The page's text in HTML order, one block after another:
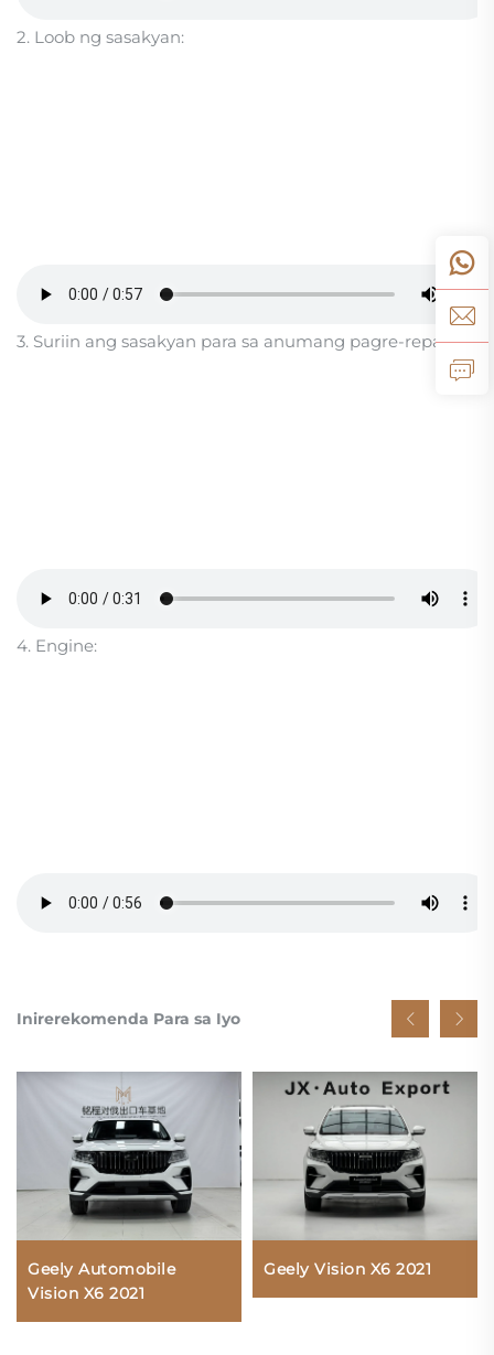
2. Loob ng sasakyan:
3. Suriin ang sasakyan para sa anumang pagre-repaint:
4. Engine:
Inirerekomenda Para sa Iyo
Geely Automobile
Vision X6 2021
Geely Vision X6 2021